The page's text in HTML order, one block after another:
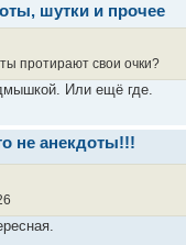
шутки и прочее
протирают свои очки?
Или ещё где.
не анекдоты!!!